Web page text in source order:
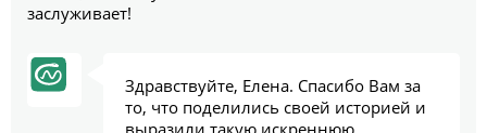
заслуживает!
Здравствуйте, Елена. Спасибо Вам за
то, что поделились своей историей и
выразили такую искреннюю